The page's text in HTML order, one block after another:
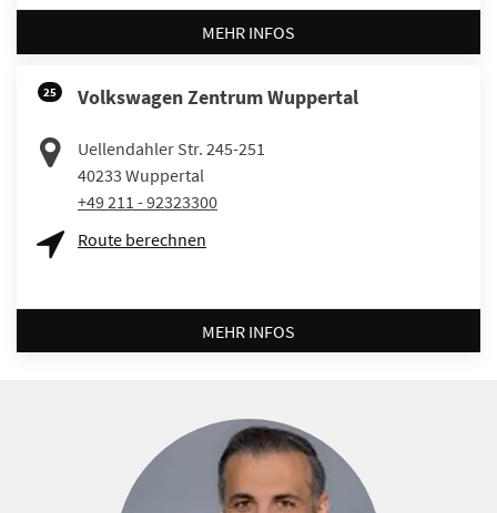
MEHR INFOS
25 Volkswagen Zentrum Wuppertal
Uellendahler Str. 245-251
40233 Wuppertal
+49 211 - 92323300
Route berechnen
MEHR INFOS